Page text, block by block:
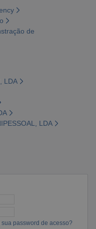
de
LDA
LDA
sua password de acesso?